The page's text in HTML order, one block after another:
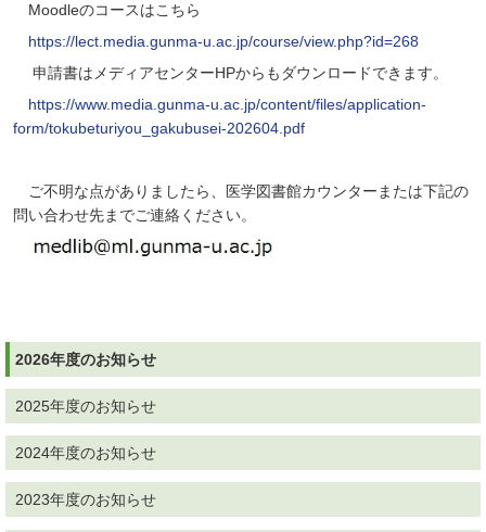
Moodleのコースはこちら
https://lect.media.gunma-u.ac.jp/course/view.php?id=268
申請書はメディアセンターHPからもダウンロードできます。
https://www.media.gunma-u.ac.jp/content/files/application-
form/tokubeturiyou_gakubusei-202604.pdf
ご不明な点がありましたら、医学図書館カウンターまたは下記の
問い合わせ先までご連絡ください。
2026年度のお知らせ
2025年度のお知らせ
2024年度のお知らせ
2023年度のお知らせ